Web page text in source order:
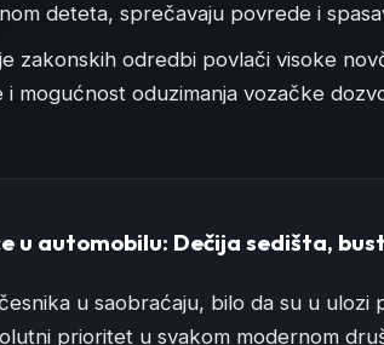
deteta, sprečavaju povrede i
zakonskih odredbi povlači visoke
mogućnost oduzimanja vozačke
u automobilu: Dečija sedišta,
u saobraćaju, bilo da su u ulozi
prioritet u svakom modernom